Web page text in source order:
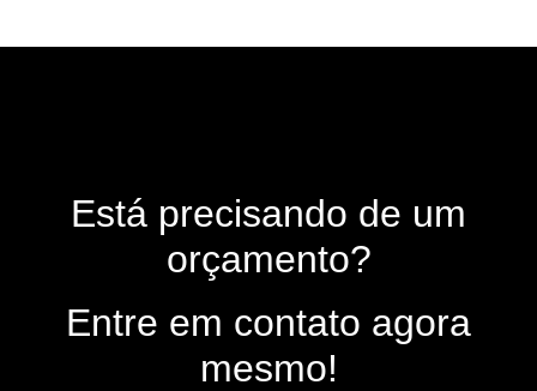
Está precisando de um
orçamento?
Entre em contato agora
mesmo!